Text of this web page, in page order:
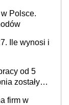
Polsce.
Ile wynosi i
od 5
zostały
firm w